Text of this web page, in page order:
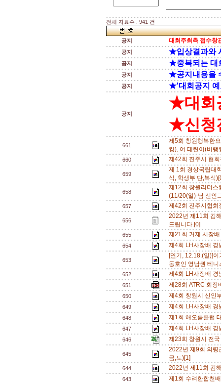
전체 자료수 : 941 건
공지 대회주최측 접수창
공지 ★입상결과와
공지 ★중복되는 대
공지 ★공지내용을
공지 ★'대회공지 예
공지
★대회
★신청
661
제5회 창원행복한
킹), 여 테린이(비
660 제42회 진주시 협
659
제 1회 경상국립대
식, 학생부 단,복식
658
제12회 창원리더스
(11/20(일)-남 신인
657 제42회 진주시협
656
2022년 제11회 김
드립니다.[0]
655 제21회 거제 시장
654 제4회 LH사장배
653
[연기, 12.18.(일)]
동호인 영남권 테
652 제4회 LH사장배
651 제28회 ATRC 회장
650 제4회 창원시 신인
649 제4회 LH사장배
648 제1회 해오름클럽
647 제4회 LH사장배
646 제23회 창원시 전
645
2022년 제9회 의령
금,토)[1]
644 2022년 제11회 김
643 제1회 수려한합천